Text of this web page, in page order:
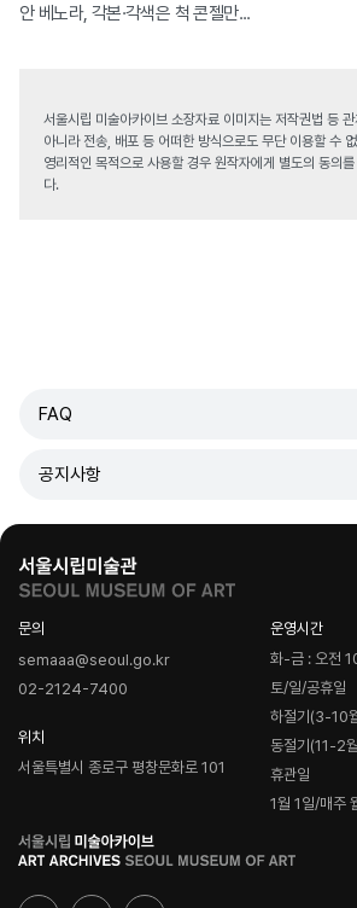
안 베노라, 각본·각색은 척 콘젤만...
서울시립 미술아카이브 소장자료 이미지는 저작권법 등
아니라 전송, 배포 등 어떠한 방식으로도 무단 이용할 수 없
영리적인 목적으로 사용할 경우 원작자에게 별도의 동의
다.
FAQ
공지사항
문의
semaaa@seoul.go.kr
02-2124-7400
위치
서울특별시 종로구 평창문화로 101
운영시간
화-금 : 오전
토/일/공휴일
하절기(3-10
동절기(11-2
휴관일
1월 1일/매주
로
고